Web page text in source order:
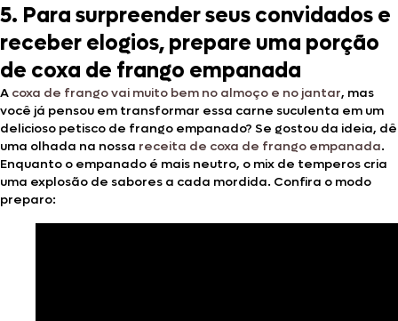
5. Para surpreender seus convidados e
receber elogios, prepare uma porção
de coxa de frango empanada
A coxa de frango vai muito bem no almoço e no jantar, mas
você já pensou em transformar essa carne suculenta em um
delicioso petisco de frango empanado? Se gostou da ideia, dê
uma olhada na nossa receita de coxa de frango empanada.
Enquanto o empanado é mais neutro, o mix de temperos cria
uma explosão de sabores a cada mordida. Confira o modo
preparo: